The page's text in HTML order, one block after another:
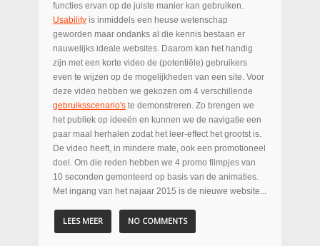
functies ervan op de juiste manier kan gebruiken.
Usability is inmiddels een heuse wetenschap
geworden maar ondanks al die kennis bestaan er
nauwelijks ideale websites. Daarom kan het handig
zijn met een korte video de (potentiële) gebruikers
even te wijzen op de mogelijkheden van een site. Voor
deze video hebben we gekozen om 4 verschillende
gebruiksscenario's te demonstreren. Zo brengen we
het publiek op ideeën en kunnen we de navigatie een
paar maal herhalen zodat het leer-effect het grootst is.
De video heeft, in mindere mate, ook een promotioneel
doel. Om die reden hebben we 4 promo filmpjes van
10 seconden gemonteerd op basis van de animaties.
Met ingang van het najaar 2015 is de nieuwe website...
LEES MEER NO COMMENTS